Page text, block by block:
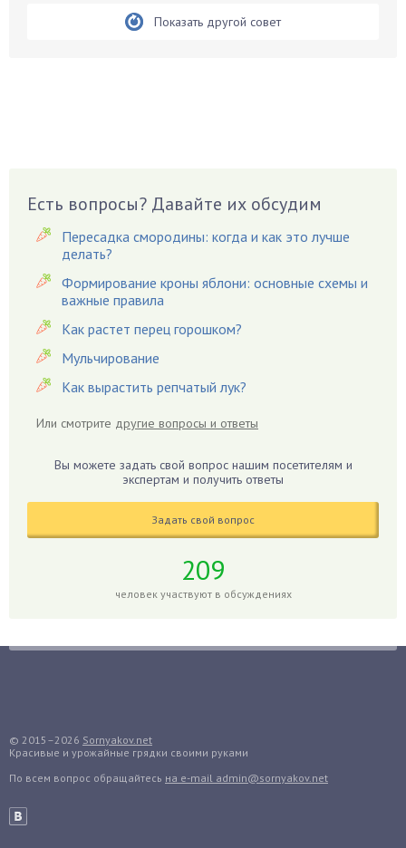
Вишня
Вредители
Гардения
Гацания
Гвоздики
Георгины
Герань
Гиацинт
Гиппеаструм
Годжи
Голубика
Гуава
Гузмания
Дайкон
Показать другой совет
Есть вопросы? Давайте их обсудим
Пересадка смородины: когда и как это лучше
делать?
Формирование кроны яблони: основные схемы и
важные правила
Как растет перец горошком?
Мульчирование
Как вырастить репчатый лук?
Или смотрите другие вопросы и ответы
Вы можете задать свой вопрос нашим посетителям и
экспертам и получить ответы
Задать свой вопрос
209
человек участвуют в обсуждениях
© 2015–2026 Sornyakov.net
Красивые и урожайные грядки своими руками
По всем вопрос обращайтесь на e-mail admin@sornyakov.net